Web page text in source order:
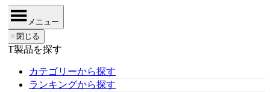
メニュー
閉じる
製品を探す
カテゴリーから探す
ランキングから探す